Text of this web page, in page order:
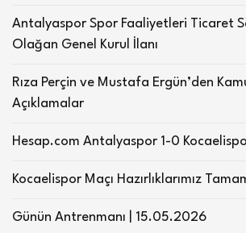
Antalyaspor Spor Faaliyetleri Ticaret
Olağan Genel Kurul İlanı
Rıza Perçin ve Mustafa Ergün’den
Açıklamalar
Hesap.com Antalyaspor 1-0
Kocaelispor Maçı Hazırlıklarımız
Günün Antrenmanı | 15.05.2026